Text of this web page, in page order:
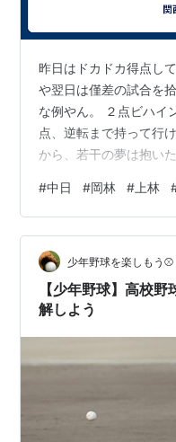
昨日はドカドカ得点し
や翌日は僅差の試合を
な例やん。 ２点ビハイ
点、逆転まで持って行
から、若干の夢は抱い
ント諦めて強行してフ
にあえて言うが)サード
やん。 そんな妥協をす
するんや。 それが無理
田翔に代走出してても
岡林と上林のバヤシコ
#中日 #岡林 # 上林
少年野球を楽しもう⚾
【少年野球】高校
解しよう